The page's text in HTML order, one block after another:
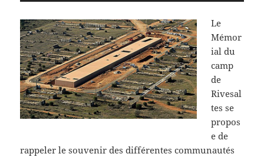
Le
Mémor
ial du
camp
de
Rivesal
tes se
propos
e de
rappeler le souvenir des différentes communautés